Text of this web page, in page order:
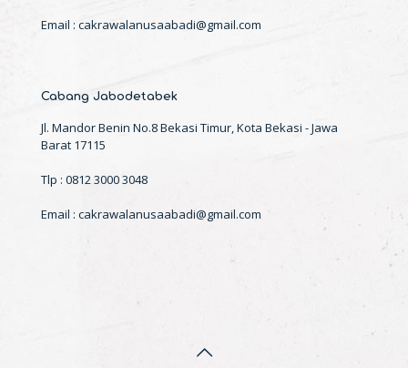
Email : cakrawalanusaabadi@gmail.com
Cabang Jabodetabek
Jl. Mandor Benin No.8 Bekasi Timur, Kota Bekasi - Jawa
Barat 17115
Tlp : 0812 3000 3048
Email : cakrawalanusaabadi@gmail.com